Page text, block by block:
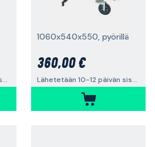
Lähetetään 10-12 päivän sisällä
1060x540x550, pyörillä
360,00 €
Lähetetään 10-12 päivän sisällä